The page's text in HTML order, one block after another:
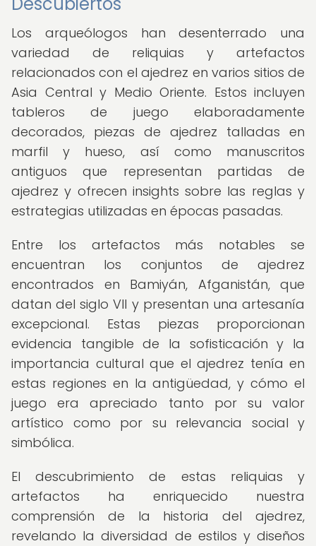
Los arqueólogos han desenterrado una
variedad de reliquias y artefactos
relacionados con el ajedrez en varios sitios de
Asia Central y Medio Oriente. Estos incluyen
tableros de juego elaboradamente
decorados, piezas de ajedrez talladas en
marfil y hueso, así como manuscritos
antiguos que representan partidas de
ajedrez y ofrecen insights sobre las reglas y
estrategias utilizadas en épocas pasadas.
Entre los artefactos más notables se
encuentran los conjuntos de ajedrez
encontrados en Bamiyán, Afganistán, que
datan del siglo VII y presentan una artesanía
excepcional. Estas piezas proporcionan
evidencia tangible de la sofisticación y la
importancia cultural que el ajedrez tenía en
estas regiones en la antigüedad, y cómo el
juego era apreciado tanto por su valor
artístico como por su relevancia social y
simbólica.
El descubrimiento de estas reliquias y
artefactos ha enriquecido nuestra
comprensión de la historia del ajedrez,
revelando la diversidad de estilos y diseños